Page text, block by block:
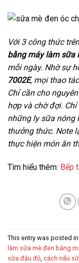
Với 3 công thức
bằng máy làm sữa
mỗi ngày. Nhờ sự
7002E, mọi thao
Chỉ cần cho
hợp và chờ đợi.
những ly sữa nóng
thưởng thức. Note
thực hiện món ăn
Tìm hiểu thêm: Bếp
This entry was posted in
làm sữa mè đen bằng
sữa đậu đỏ cách nấu